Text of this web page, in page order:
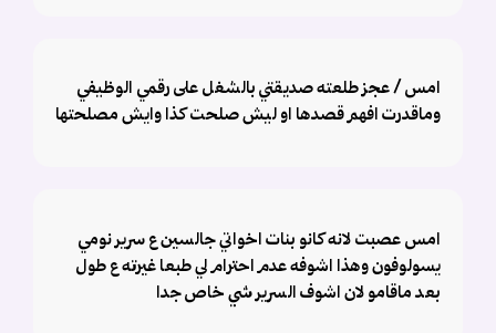
امس / عجز طلعته صديقتي بالشغل على رقمي الوظيفي
وماقدرت افهم قصدها او ليش صلحت كذا وايش مصلحتها
امس عصبت لانه كانو بنات اخواتي جالسين ع سرير نومي
يسولوفون وهذا اشوفه عدم احترام لي طبعا غيرته ع طول
بعد ماقامو لان اشوف السرير شي خاص جدا